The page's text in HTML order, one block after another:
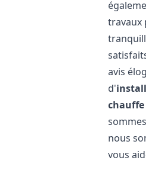
travaux
avis
d'
chauffe
nous
vous